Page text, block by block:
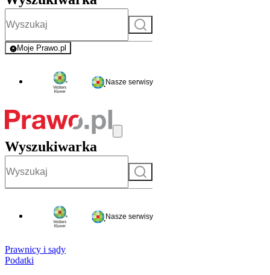
Szukaj
Moje Prawo.pl
- rejestracja i logowanie do serwisu
Nasze serwisy
Wyszukiwarka
Szukaj
Nasze serwisy
Prawnicy i sądy
Podatki